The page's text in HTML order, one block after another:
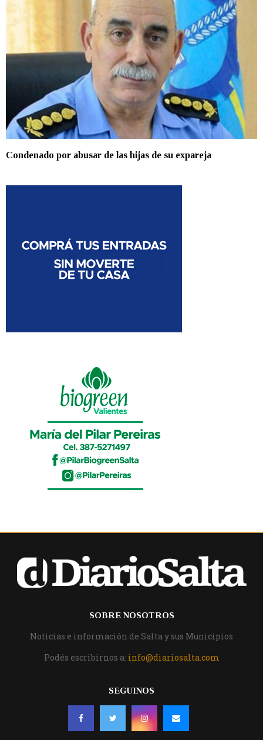
Condenado por abusar de las hijas de su expareja
SOBRE NOSOTROS
Noticias e información de Salta y sus Municipios
Podés escribirnos a: info@diariosalta.com
SEGUINOS